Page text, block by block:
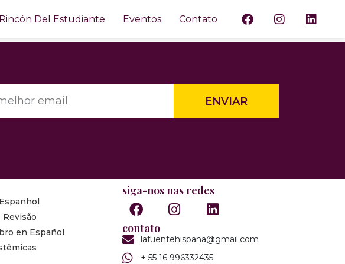
Rincón Del Estudiante Eventos Contato
de Ribes
ENVIAR
Revisão
en Español
siga-nos nas redes
contato
lafuentehispana@gmail.com
+ 55 16 996332435